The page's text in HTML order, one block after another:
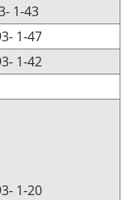
1-43
1-47
1-42
1-20